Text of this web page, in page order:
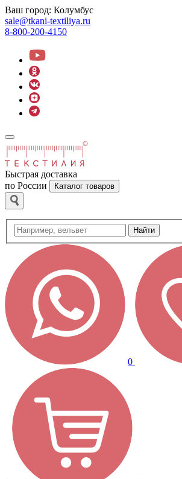
Ваш город: Колумбус
sale@tkani-textiliya.ru
8-800-200-4150
Быстрая доставка
по России
Каталог товаров
Найти
0